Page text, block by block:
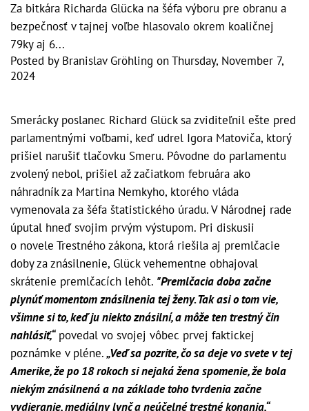
Za bitkára Richarda Glücka na šéfa výboru pre obranu a
bezpečnosť v tajnej voľbe hlasovalo okrem koaličnej
79ky aj 6...
Posted by Branislav Gröhling onThursday, November 7,
2024
Smerácky poslanec Richard Glück sa zviditeľnil ešte pred
parlamentnými voľbami, keď udrel Igora Matoviča, ktorý
prišiel narušiť tlačovku Smeru. Pôvodne do parlamentu
zvolený nebol, prišiel až začiatkom februára ako
náhradník za Martina Nemkyho, ktorého vláda
vymenovala za šéfa štatistického úradu. V Národnej rade
úputal hneď svojim prvým výstupom. Pri diskusii
o novele Trestného zákona, ktorá riešila aj premlčacie
doby za znásilnenie, Glück vehementne obhajoval
skrátenie premlčacích lehôt. "Premlčacia doba začne
plynúť momentom znásilnenia tej ženy. Tak asi o tom vie,
všimne si to, keď ju niekto znásilní, a môže ten trestný čin
nahlásiť,“povedal vo svojej vôbec prvej faktickej
poznámke v pléne.„Veď sa pozrite, čo sa deje vo svete v tej
Amerike, že po 18 rokoch si nejaká žena spomenie, že bola
niekým znásilnená a na základe toho tvrdenia začne
vydieranie, mediálny lynč a neúčelné trestné konania,“